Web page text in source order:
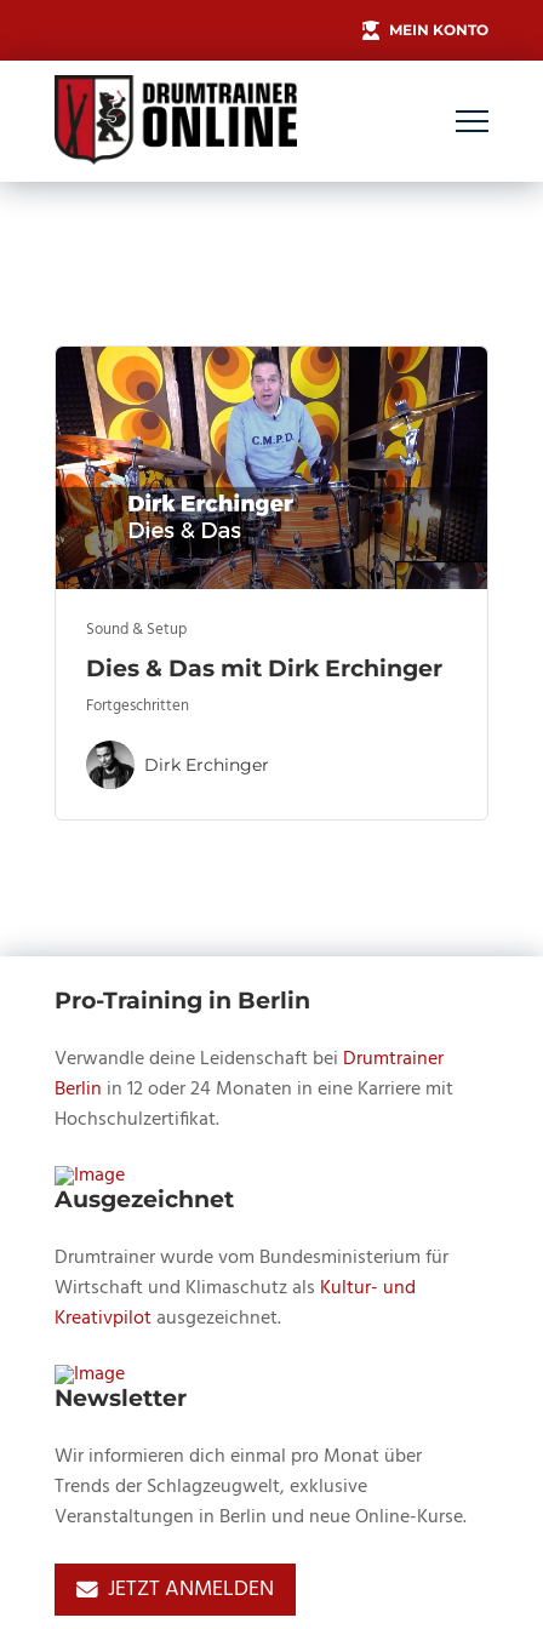
MEIN KONTO
Sound & Setup
Dies & Das mit Dirk Erchinger
Fortgeschritten
Dirk Erchinger
Pro-Training in Berlin
Verwandle deine Leidenschaft bei Drumtrainer
Berlin in 12 oder 24 Monaten in eine Karriere mit
Hochschulzertifikat.
Ausgezeichnet
Drumtrainer wurde vom Bundesministerium für
Wirtschaft und Klimaschutz als Kultur- und
Kreativpilotausgezeichnet.
Newsletter
Wir informieren dich einmal pro Monat über
Trends der Schlagzeugwelt, exklusive
Veranstaltungen in Berlin und neue Online-Kurse.
JETZT ANMELDEN